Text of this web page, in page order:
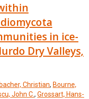
in ice-
Dry Valleys,
Christian, Bourne,
John C., Grossart, Hans-